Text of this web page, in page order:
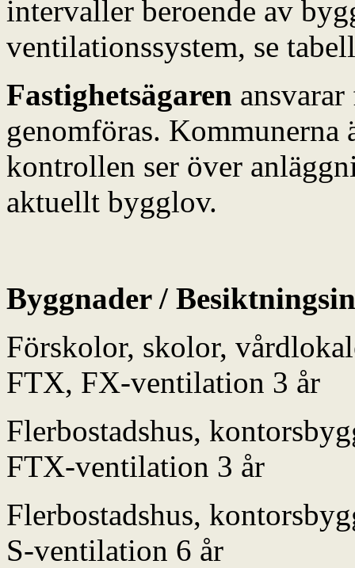
intervaller beroende av
ventilationssystem, se
Fastighetsägaren
genomföras.
kontrollen ser över
aktuellt bygglov.
Byggnader /
Förskolor, skolor,
FTX, FX-ventilation 3 år
Flerbostadshus,
FTX-ventilation 3 år
Flerbostadshus,
S-ventilation 6 år